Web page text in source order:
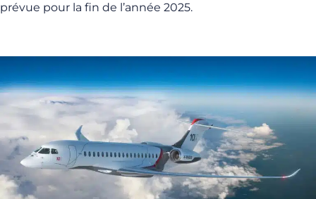
prévue pour la fin de l’année 2025.